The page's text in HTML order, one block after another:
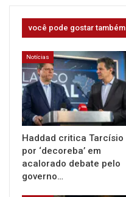
você pode gostar também
Notícias
Haddad critica Tarcísio
por ‘decoreba’ em
acalorado debate pelo
governo…